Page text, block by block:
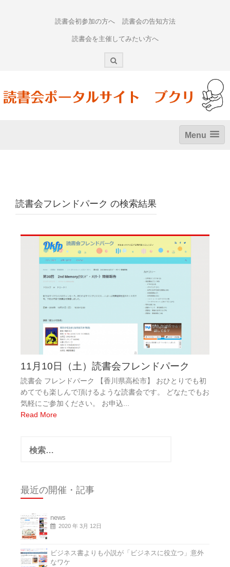
読書会初参加の方へ 読書会の告知方法
読書会を主催してみたい方へ
Menu
読書会フレンドパーク の検索結果
11月10日（土）読書会フレンドパーク
読書会 フレンドパーク 【香川県高松市】 おひとりでも初
めてでも楽しんで頂けるような読書会です。 どなたでもお
気軽にご参加ください。 お申込...
Read More
索:
最近の開催・記事
news
2020 年 3月 12日
ビジネス書よりも小説が「ビジネスに役立つ」意外
なワケ